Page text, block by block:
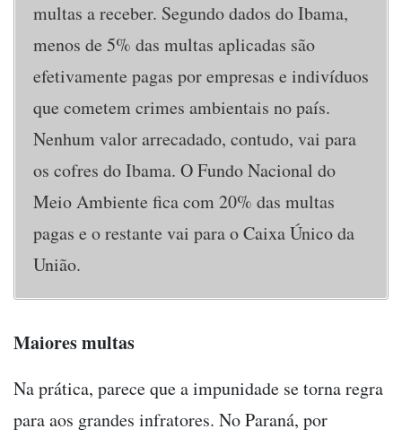
multas a receber. Segundo dados do Ibama,
menos de 5% das multas aplicadas são
efetivamente pagas por empresas e indivíduos
que cometem crimes ambientais no país.
Nenhum valor arrecadado, contudo, vai para
os cofres do Ibama. O Fundo Nacional do
Meio Ambiente fica com 20% das multas
pagas e o restante vai para o Caixa Único da
União.
Maiores multas
Na prática, parece que a impunidade se torna regra
para aos grandes infratores. No Paraná, por